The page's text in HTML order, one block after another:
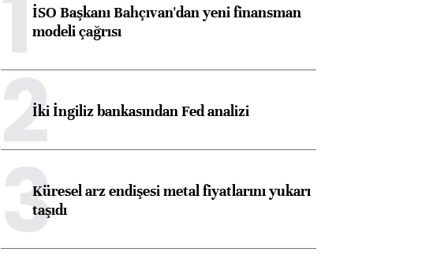
İSO Başkanı Bahçıvan'dan yeni finansman
modeli çağrısı
2İki İngiliz bankasından Fed analizi
3Küresel arz endişesi metal fiyatlarını yukarı
taşıdı